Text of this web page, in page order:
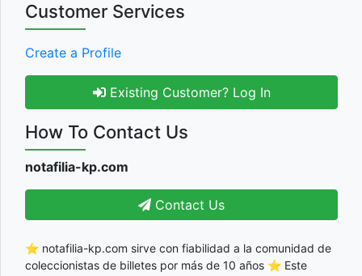
Customer Services
Create a Profile
Existing Customer? Log In
How To Contact Us
notafilia-kp.com
Contact Us
⭐ notafilia-kp.com sirve con fiabilidad a la comunidad de
coleccionistas de billetes por más de 10 años ⭐ Este